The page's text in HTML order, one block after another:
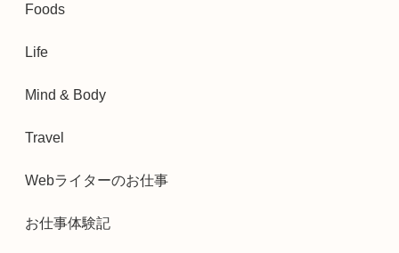
Foods
Life
Mind & Body
Travel
Webライターのお仕事
お仕事体験記